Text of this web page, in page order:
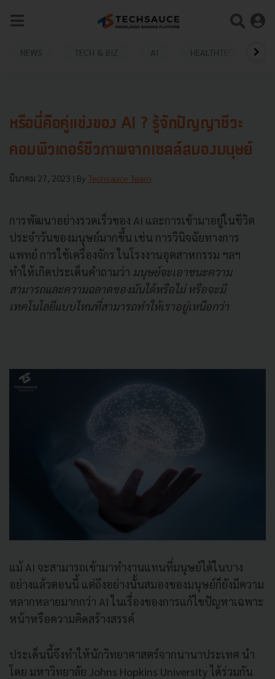
NEWS TECH & BIZ AI HEALTHTECH
หรือนี่คือคู่แข่งของ AI ? รู้จักปัญญาชีวะ
คอมพิวเตอร์ชีวภาพจากเซลล์สมองมนุษย์
มีนาคม 27, 2023 | By Techsauce Team
การพัฒนาอย่างรวดเร็วของ AI และการเข้ามาอยู่ในชีวิต
ประจำวันของมนุษย์มากขึ้น เช่น การวินิจฉัยทางการ
แพทย์ การใช้เครื่องจักร ในโรงงานอุตสาหกรรม ฯลฯ
ทำให้เกิดประเด็นคำถามว่า มนุษย์จะเอาชนะความ
สามารถและความฉลาดของมันได้หรือไม่ หรือจะมี
เทคโนโลยีแบบไหนที่สามารถทำให้เราอยู่เหนือกว่า
แม้ AI จะสามารถเข้ามาทำงานแทนที่มนุษย์ได้ในบาง
อย่างแล้วตอนนี้ แต่ถึงอย่างนั้นสมองของมนุษย์ก็ยังมีความ
หลากหลายมากกว่า AI ในเรื่องของการแก้ไขปัญหาเฉพาะ
หน้าหรือความคิดสร้างสรรค์
ประเด็นนี้จึงทำให้นักวิทยาศาสตร์จากนานาประเทศ นำ
โดย มหาวิทยาลัย Johns Hopkins University ได้ร่วมกัน